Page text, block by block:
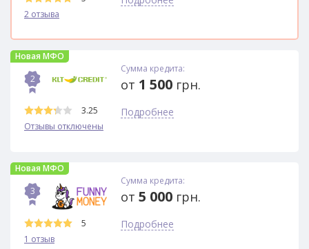
2 отзыва
Новая МФО
2
3.25
Отзывы отключены
Сумма кредита:
от 1 500 грн.
Подробнее
Новая МФО
3
5
1 отзыв
Сумма кредита:
от 5 000 грн.
Подробнее